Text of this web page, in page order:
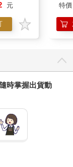
元
加購]
特價
時掌握出貨動